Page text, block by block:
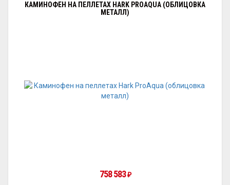
КАМИНОФЕН НА ПЕЛЛЕТАХ HARK PROAQUA (ОБЛИЦОВКА
МЕТАЛЛ)
758 583₽